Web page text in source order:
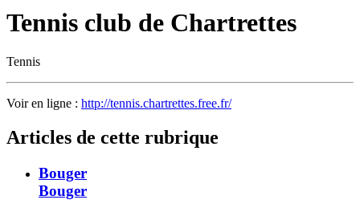
Tennis club de Chartrettes
Tennis
Voir en ligne : http://tennis.chartrettes.free.fr/
Articles de cette rubrique
Bouger
Bouger